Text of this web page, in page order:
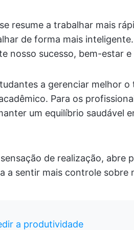
resume a trabalhar mais
de forma mais
nosso sucesso, bem-estar
a gerenciar melhor
Para os
um equilíbrio saudável
de realização, abre
a sentir mais controle sobre
a produtividade